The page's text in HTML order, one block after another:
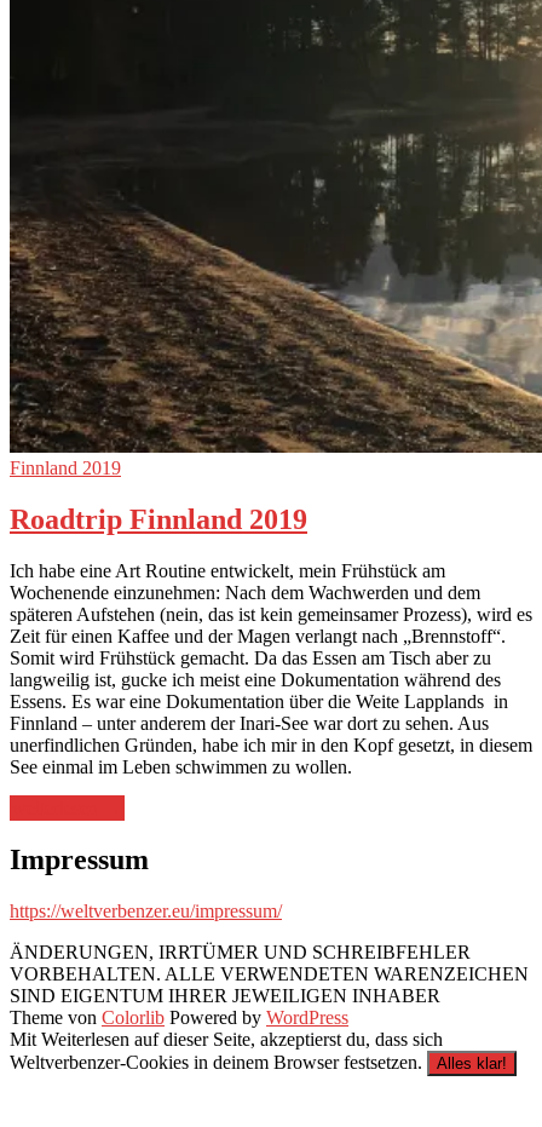
Finnland 2019
Roadtrip Finnland 2019
Ich habe eine Art Routine entwickelt, mein Frühstück am
Wochenende einzunehmen: Nach dem Wachwerden und dem
späteren Aufstehen (nein, das ist kein gemeinsamer Prozess), wird es
Zeit für einen Kaffee und der Magen verlangt nach „Brennstoff“.
Somit wird Frühstück gemacht. Da das Essen am Tisch aber zu
langweilig ist, gucke ich meist eine Dokumentation während des
Essens. Es war eine Dokumentation über die Weite Lapplands in
Finnland – unter anderem der Inari-See war dort zu sehen. Aus
unerfindlichen Gründen, habe ich mir in den Kopf gesetzt, in diesem
See einmal im Leben schwimmen zu wollen.
2019“
Impressum
https://weltverbenzer.eu/impressum/
ÄNDERUNGEN, IRRTÜMER UND SCHREIBFEHLER
VORBEHALTEN. ALLE VERWENDETEN WARENZEICHEN
SIND EIGENTUM IHRER JEWEILIGEN INHABER
Theme von Colorlib Powered by WordPress
Mit Weiterlesen auf dieser Seite, akzeptierst du, dass sich
Weltverbenzer-Cookies in deinem Browser festsetzen.
Alles klar!